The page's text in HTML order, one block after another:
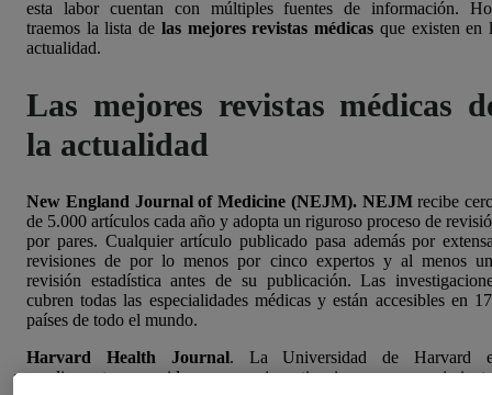
esta labor cuentan con múltiples fuentes de información.
traemos la lista de las mejores revistas médicas que existen en
actualidad.
Las mejores revistas médicas
la actualidad
New England Journal of Medicine (NEJM). NEJMrecibe
de 5.000 artículos cada año y adopta un riguroso proceso de
por pares. Cualquier artículo publicado pasa además por
revisiones de por lo menos por cinco expertos y al menos
revisión estadística antes de su publicación. Las
cubren todas las especialidades médicas y están accesibles en
países de todo el mundo.
Harvard Health Journal. La Universidad de Harvard
ampliamente conocida por sus investigaciones y